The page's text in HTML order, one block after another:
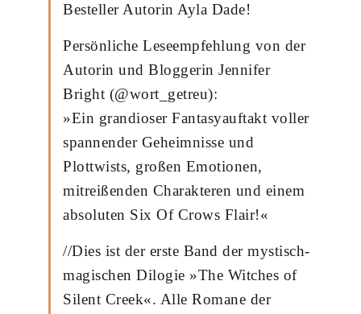
Besteller Autorin Ayla Dade!
Persönliche Leseempfehlung von der
Autorin und Bloggerin Jennifer
Bright (@wort_getreu):
»Ein grandioser Fantasyauftakt voller
spannender Geheimnisse und
Plottwists, großen Emotionen,
mitreißenden Charakteren und einem
absoluten Six Of Crows Flair!«
//Dies ist der erste Band der mystisch-
magischen Dilogie »The Witches of
Silent Creek«. Alle Romane der